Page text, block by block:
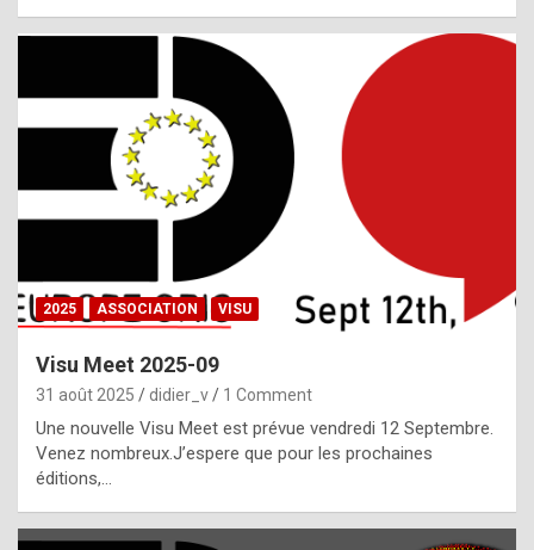
i
l
,
g
h
t
f
2025 ASSOCIATION VISU
Visu Meet 2025-09
31 août 2025 didier_v 1 Comment
Une nouvelle Visu Meet est prévue vendredi 12 Septembre.
Venez nombreux.J’espere que pour les prochaines
éditions,…